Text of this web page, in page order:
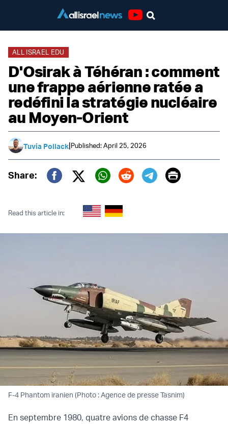
ALL ISRAEL EDU
D'Osirak à Téhéran : comment
une frappe aérienne ratée a
redéfini la stratégie nucléaire
au Moyen-Orient
Tuvia Pollack|Published: April 25, 2026
Share:
Twitter (X)
Print
Read this article in:
F-4 Phantom iranien (Photo : Agence de presse Tasnim)
En septembre 1980, quatre avions de chasse F4